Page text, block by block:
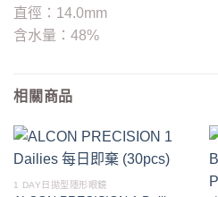
直徑：14.0mm
含水量：48%
相關商品
1 DAY日拋型隱形眼鏡